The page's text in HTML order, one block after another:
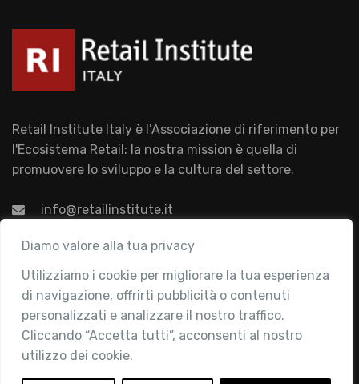
Diamo valore alla tua privacy
Utilizziamo i cookie per migliorare la tua esperienza
di navigazione, offrirti pubblicità o contenuti
personalizzati e analizzare il nostro traffico.
Cliccando “Accetta tutti”, acconsenti al nostro
utilizzo dei cookie.
Retail Institute Italy è l’Associazione di riferimento per
l'Ecosistema Retail: la nostra mission è quella di
promuovere lo sviluppo e la cultura del settore.
info@retailinstitute.it
Associazione
Chi siamo
Attività
Contatti
Area Riservata